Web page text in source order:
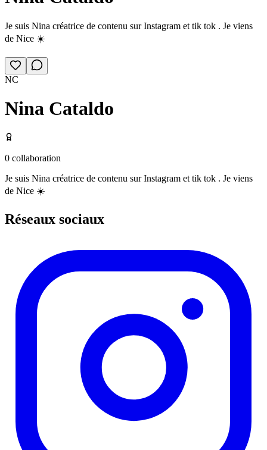
Je suis Nina créatrice de contenu sur Instagram et tik tok . Je viens
de Nice ☀️
NC
Nina Cataldo
0 collaboration
Je suis Nina créatrice de contenu sur Instagram et tik tok . Je viens
de Nice ☀️
Réseaux sociaux